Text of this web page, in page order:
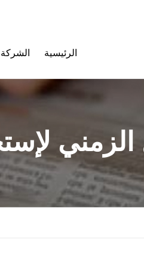
الشركة الرئيسية
الزمني